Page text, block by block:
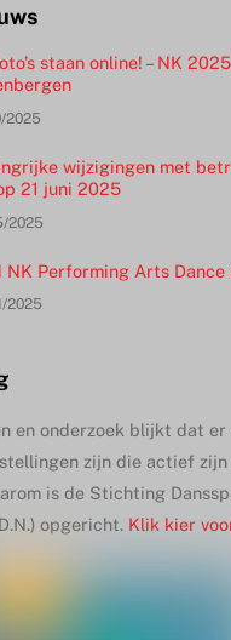
staan online! – NK
2025
wijzigingen met
21 juni 2025
2025
NK Performing Arts
2025
en onderzoek blijkt dat er
zijn die actief zijn
is de Stichting
opgericht. Klik kier